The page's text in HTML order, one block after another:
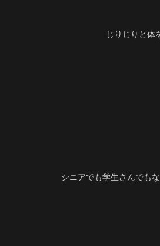
じりじりと
シニアでも学生さんでも